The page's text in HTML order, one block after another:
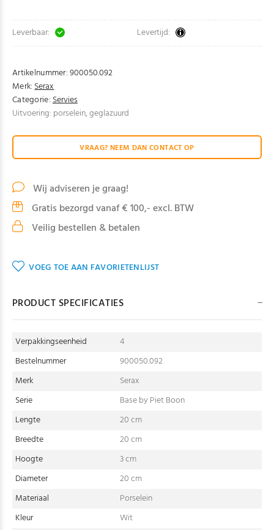
Leverbaar: Levertijd:
Artikelnummer:900050.092
Merk:Serax
Categorie:Servies
Uitvoering: porselein, geglazuurd
VRAAG? NEEM DAN CONTACT OP
Wij adviseren je graag!
Gratis bezorgd vanaf € 100,- excl. BTW
Veilig bestellen & betalen
VOEG TOE AAN FAVORIETENLIJST
PRODUCT SPECIFICATIES
Verpakkingseenheid
4
Bestelnummer
900050.092
Merk
Serax
Serie
Base by Piet Boon
Lengte
20 cm
Breedte
20 cm
Hoogte
3 cm
Diameter
20 cm
Materiaal
Porselein
Kleur
Wit